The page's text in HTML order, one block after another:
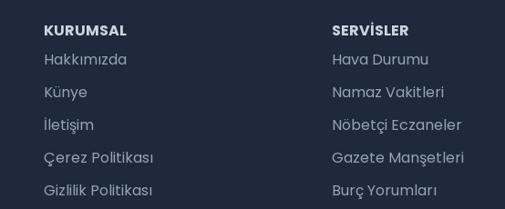
KURUMSAL
Hakkımızda
Künye
İletişim
Çerez Politikası
Gizlilik Politikası
SERVISLER
Hava Durumu
Namaz Vakitleri
Nöbetçi Eczaneler
Gazete Manşetleri
Burç Yorumları